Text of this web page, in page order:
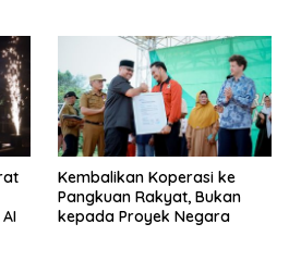
Kembalikan Koperasi ke
Pangkuan Rakyat, Bukan
kepada Proyek Negara